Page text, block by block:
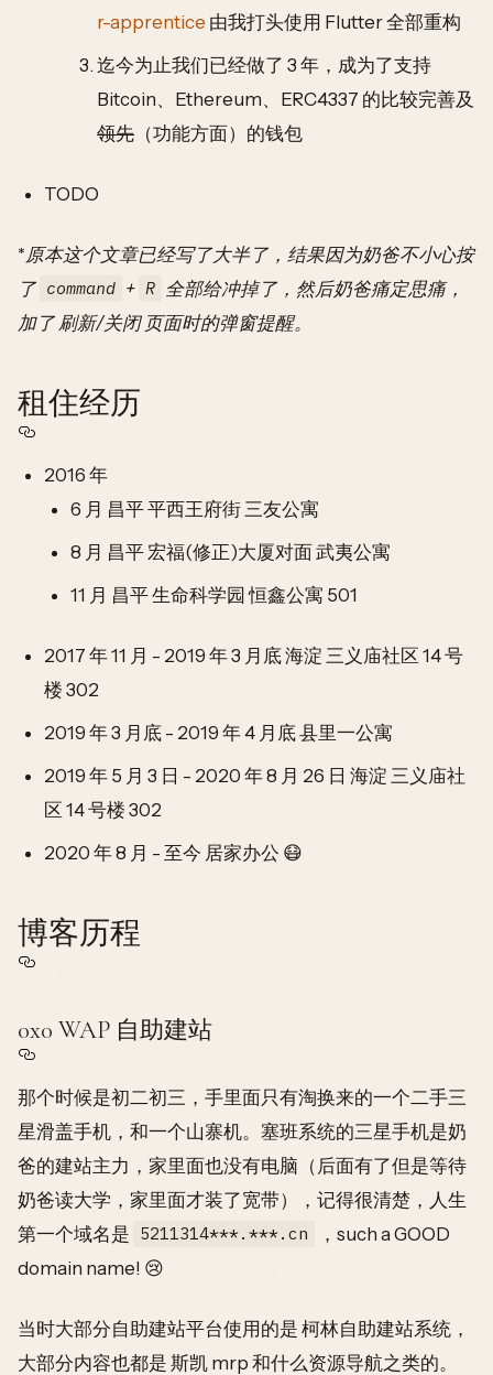
r-apprentice 由我打头使用 Flutter 全部重构
迄今为止我们已经做了 3 年，成为了支持
Bitcoin、Ethereum、ERC4337 的比较完善及
领先 （功能方面）的钱包
TODO
*原本这个文章已经写了大半了，结果因为奶爸不小心按
了 command + R 全部给冲掉了，然后奶爸痛定思痛，
加了 刷新/关闭 页面时的弹窗提醒。
租住经历
2016 年
6 月 昌平 平西王府街 三友公寓
8 月 昌平 宏福(修正)大厦对面 武夷公寓
11 月 昌平 生命科学园 恒鑫公寓 501
2017 年 11 月 - 2019 年 3 月底 海淀 三义庙社区 14 号
楼 302
2019 年 3 月底 - 2019 年 4 月底 县里一公寓
2019 年 5 月 3 日 - 2020 年 8 月 26 日 海淀 三义庙社
区 14 号楼 302
2020 年 8 月 - 至今 居家办公 😷
博客历程
0x0 WAP 自助建站
那个时候是初二初三，手里面只有淘换来的一个二手三
星滑盖手机，和一个山寨机。塞班系统的三星手机是奶
爸的建站主力，家里面也没有电脑（后面有了但是等待
奶爸读大学，家里面才装了宽带），记得很清楚，人生
第一个域名是 5211314***.***.cn
，such a GOOD
domain name! 😢
当时大部分自助建站平台使用的是 柯林自助建站系统，
大部分内容也都是 斯凯 mrp 和什么资源导航之类的。